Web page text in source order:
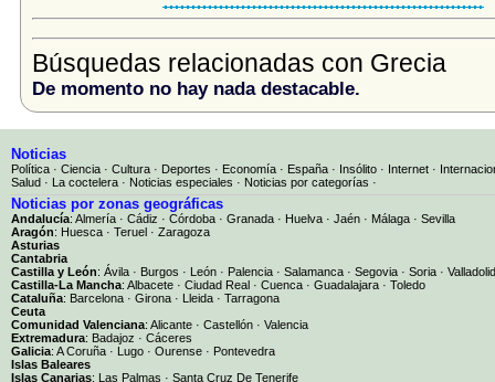
Búsquedas relacionadas con Grecia
De momento no hay nada destacable.
Noticias
Política · Ciencia · Cultura · Deportes · Economía · España · Insólito · Internet ·
Salud · La coctelera · Noticias especiales · Noticias por categorías ·
Noticias por zonas geográficas
Andalucía: Almería · Cádiz · Córdoba · Granada · Huelva · Jaén · Málaga · Sevilla
Aragón: Huesca · Teruel · Zaragoza
Asturias
Cantabria
Castilla y León: Ávila · Burgos · León · Palencia · Salamanca · Segovia · Soria · Valladolid
Castilla-La Mancha: Albacete · Ciudad Real · Cuenca · Guadalajara · Toledo
Cataluña: Barcelona · Girona · Lleida · Tarragona
Ceuta
Comunidad Valenciana: Alicante · Castellón · Valencia
Extremadura: Badajoz · Cáceres
Galicia: A Coruña · Lugo · Ourense · Pontevedra
Islas Baleares
Islas Canarias: Las Palmas · Santa Cruz De Tenerife